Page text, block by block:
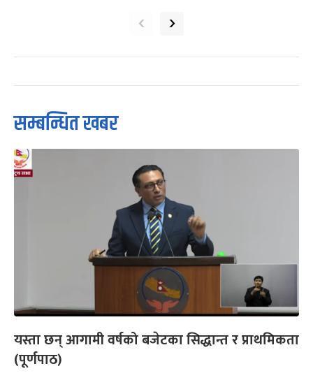
‹ ›
सम्बन्धित खबर
यस्ता छन् आगामी वर्षको बजेटका सिद्धान्त र प्राथमिकता
(पूर्णपाठ)